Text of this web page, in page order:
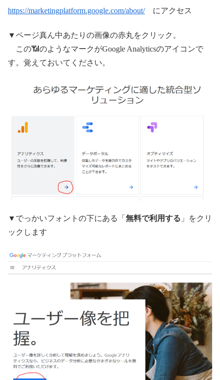
https://marketingplatform.google.com/about/にアクセス
▼ページ真ん中あたりの画像の赤丸をクリック。
この📶のようなマークがGoogle Analyticsのアイコンで
す。覚えておいてください。
▼でっかいフォントの下にある「 無料で利用する 」をクリ
ックします